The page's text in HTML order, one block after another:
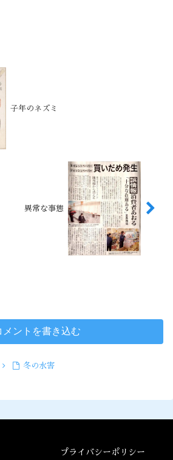
子年のネズミ
異常な事態
メントを書き込む
冬の水害
プライバシーポリシー